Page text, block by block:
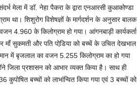
मेला में डॉ. नेहा पैकरा के द्वारा एनआरसी कुआकोण्डा
था। शिशुरोग विशेषज्ञों के मार्गदर्शन के अनुसार बालक
के किलोग्राम हो गया। आंगनबाड़ी कार्यकर्ता
माँ सुकमती और पति पोडि़या को बच्चें के उचित देखभाल
में बृजलाल का वजन 5.255 किलोग्राम का हो गया
जिला प्रशासन को आभार व्यक्त किया है। साथ ही
कुपोषित बच्चों को लाभांन्वित किया गया एवं 3 बच्चों को